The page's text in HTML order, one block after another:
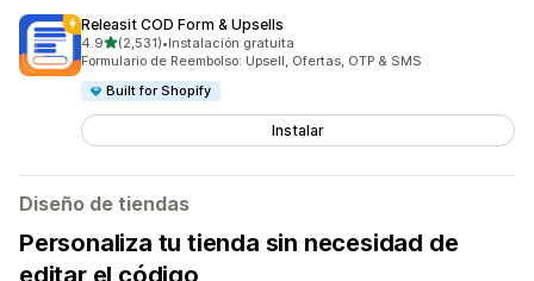
Releasit COD Form & Upsells
4.9de 5 estrellas
(2,531)
2531 reseñas en total
•Instalación gratuita
Formulario de Reembolso: Upsell, Ofertas, OTP & SMS
Built for Shopify
Instalar
Diseño de tiendas
Personaliza tu tienda sin necesidad de
editar el código